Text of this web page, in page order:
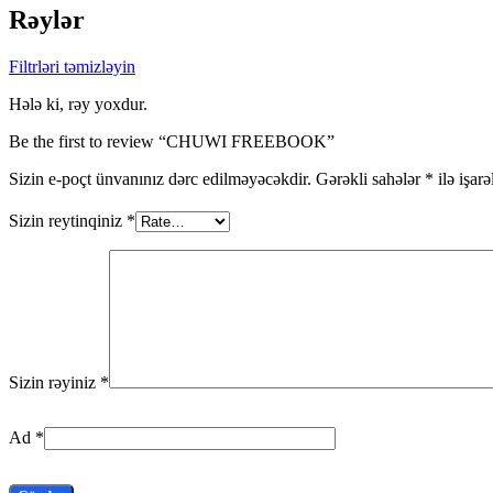
Rəylər
Filtrləri təmizləyin
Hələ ki, rəy yoxdur.
Be the first to review “CHUWI FREEBOOK”
Sizin e-poçt ünvanınız dərc edilməyəcəkdir. Gərəkli sahələr * ilə
Sizin reytinqiniz *
Sizin rəyiniz *
Ad *